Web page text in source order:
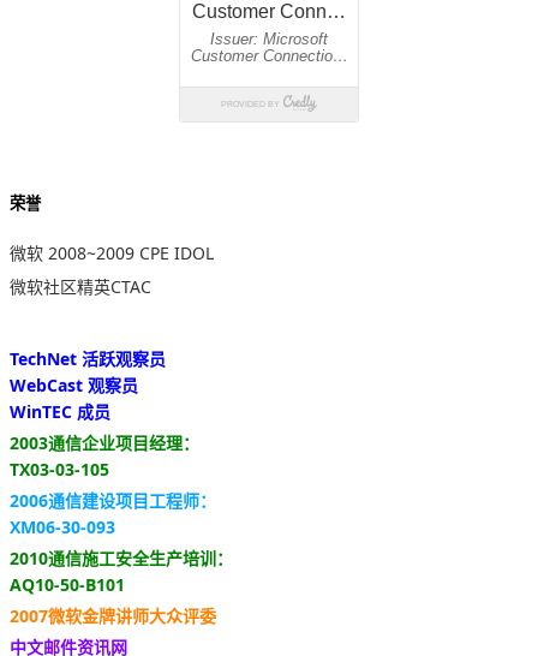
荣誉
微软 2008~2009 CPE IDOL
微软社区精英CTAC
TechNet 活跃观察员
WebCast 观察员
WinTEC 成员
2003通信企业项目经理：
TX03-03-105
2006通信建设项目工程师：
XM06-30-093
2010通信施工安全生产培训：
AQ10-50-B101
2007微软金牌讲师大众评委
中文邮件资讯网